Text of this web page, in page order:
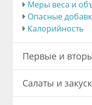
Меры веса и
Опасные
Калорийность
Первые и
Салаты и